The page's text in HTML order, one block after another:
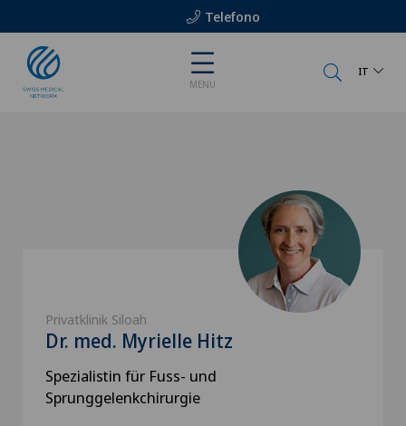
Telefono
MENU
IT
Privatklinik Siloah
Dr. med. Myrielle Hitz
Spezialistin für Fuss- und
Sprunggelenkchirurgie